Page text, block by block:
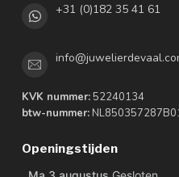
+31 (0)182 35 41 61
KVK nummer: 52240134
btw-nummer:
Openingstijden